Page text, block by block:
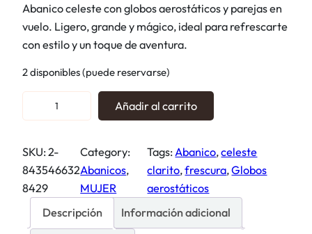
Abanico celeste con globos aerostáticos y parejas en
vuelo. Ligero, grande y mágico, ideal para refrescarte
con estilo y un toque de aventura.
2 disponibles (puede reservarse)
l
b
o
s
e
Añadir al carrito
SKU:2-
843546632
8429
Category:
Abanicos
MUJER
Tags:Abanico, celeste
clarito, frescura, Globos
aerostáticos
Descripción
Información adicional